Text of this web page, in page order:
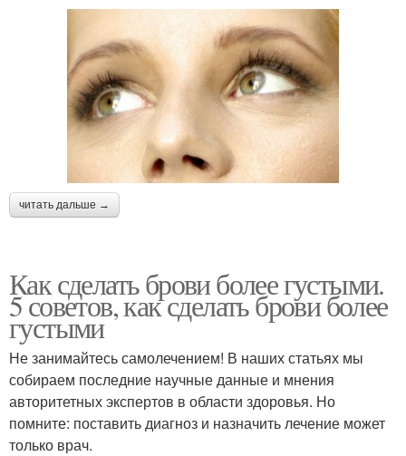
читать дальше →
Как сделать брови более густыми.
5 советов, как сделать брови более
густыми
Не занимайтесь самолечением! В наших статьях мы
собираем последние научные данные и мнения
авторитетных экспертов в области здоровья. Но
помните: поставить диагноз и назначить лечение может
только врач.